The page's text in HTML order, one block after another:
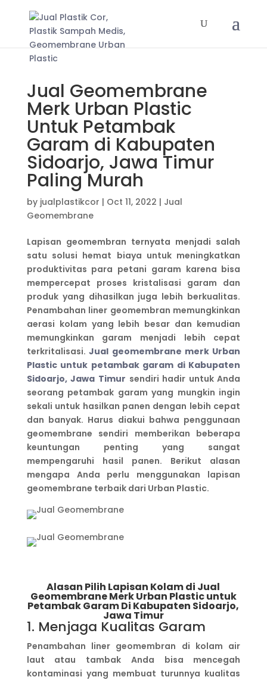
Jual Geomembrane
Merk Urban Plastic
Untuk Petambak
Garam di Kabupaten
Sidoarjo, Jawa Timur
Paling Murah
by jualplastikcor | Oct 11, 2022 | Jual
Geomembrane
Lapisan geomembran ternyata menjadi salah
satu solusi hemat biaya untuk meningkatkan
produktivitas para petani garam karena bisa
mempercepat proses kristalisasi garam dan
produk yang dihasilkan juga lebih berkualitas.
Penambahan liner geomembran memungkinkan
aerasi kolam yang lebih besar dan kemudian
memungkinkan garam menjadi lebih cepat
terkritalisasi.Jual geomembrane merk Urban
Plastic untuk petambak garam di Kabupaten
Sidoarjo, Jawa Timur sendiri hadir untuk Anda
seorang petambak garam yang mungkin ingin
sekali untuk hasilkan panen dengan lebih cepat
dan banyak. Harus diakui bahwa penggunaan
geomembrane sendiri memberikan beberapa
keuntungan penting yang sangat
mempengaruhi hasil panen. Berikut alasan
mengapa Anda perlu menggunakan lapisan
geomembrane terbaik dari Urban Plastic.
Alasan Pilih Lapisan Kolam di Jual
Geomembrane Merk Urban Plastic untuk
Petambak Garam Di Kabupaten Sidoarjo,
Jawa Timur
1. Menjaga Kualitas Garam
Penambahan liner geomembran di kolam air
laut atau tambak Anda bisa mencegah
kontaminasi yang membuat turunnya kualitas